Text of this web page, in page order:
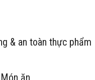
& an toàn thực phẩm